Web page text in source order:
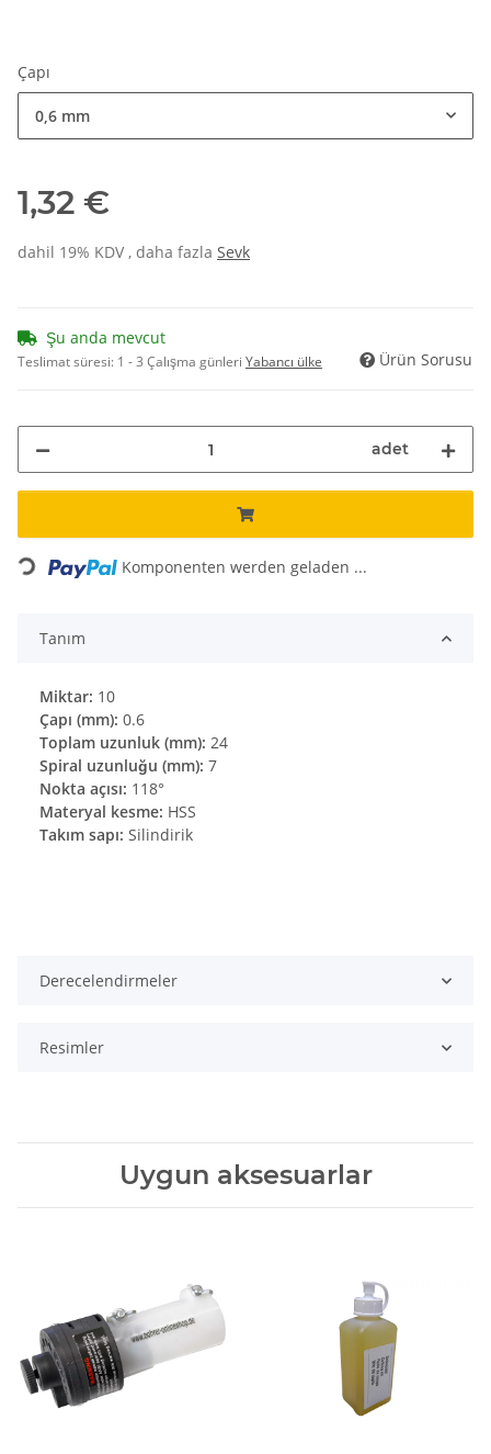
Çapı
0,6 mm
1,32 €
dahil 19% KDV , daha fazla Sevk
Şu anda mevcut
Teslimat süresi: 1 - 3 Çalışma günleri Yabancı ülke Ürün Sorusu
adet
Loading... Komponenten werden geladen ...
Tanım
Miktar: 10
Çapı (mm): 0.6
Toplam uzunluk (mm): 24
Spiral uzunluğu (mm): 7
Nokta açısı: 118°
Materyal kesme: HSS
Takım sapı: Silindirik
Derecelendirmeler
Resimler
Uygun aksesuarlar